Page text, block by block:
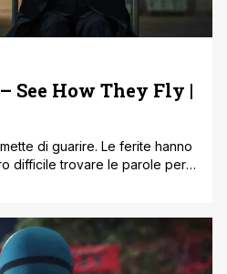
See How They Fly |
di guarire. Le ferite hanno
difficile trovare le parole per
l’adattamento televisivo
del fumetto di Dave Gibbons